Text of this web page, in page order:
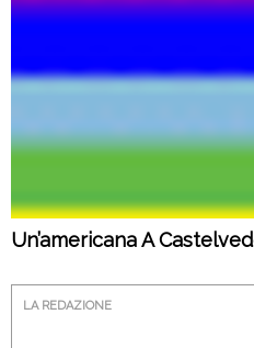
Un’americana A
LA REDAZIONE